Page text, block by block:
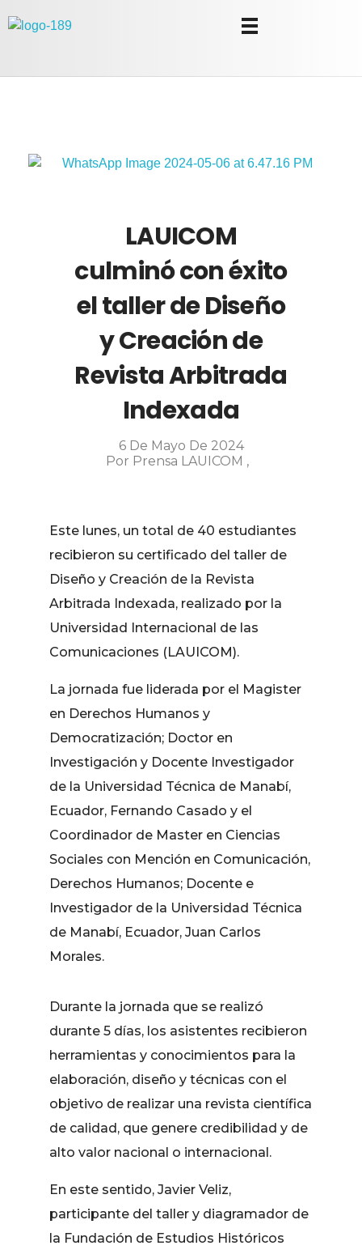
LAUICOM
culminó con éxito
el taller de Diseño
y Creación de
Revista Arbitrada
Indexada
6 De Mayo De 2024
Por Prensa LAUICOM
Este lunes, un total de 40 estudiantes
recibieron su certificado del taller de
Diseño y Creación de la Revista
Arbitrada Indexada, realizado por la
Universidad Internacional de las
Comunicaciones (LAUICOM).
La jornada fue liderada por el Magister
en Derechos Humanos y
Democratización; Doctor en
Investigación y Docente Investigador
de la Universidad Técnica de Manabí,
Ecuador, Fernando Casado y el
Coordinador de Master en Ciencias
Sociales con Mención en Comunicación,
Derechos Humanos; Docente e
Investigador de la Universidad Técnica
de Manabí, Ecuador, Juan Carlos
Morales.
Durante la jornada que se realizó
durante 5 días, los asistentes recibieron
herramientas y conocimientos para la
elaboración, diseño y técnicas con el
objetivo de realizar una revista científica
de calidad, que genere credibilidad y de
alto valor nacional o internacional.
En este sentido, Javier Veliz,
participante del taller y diagramador de
la Fundación de Estudios Históricos